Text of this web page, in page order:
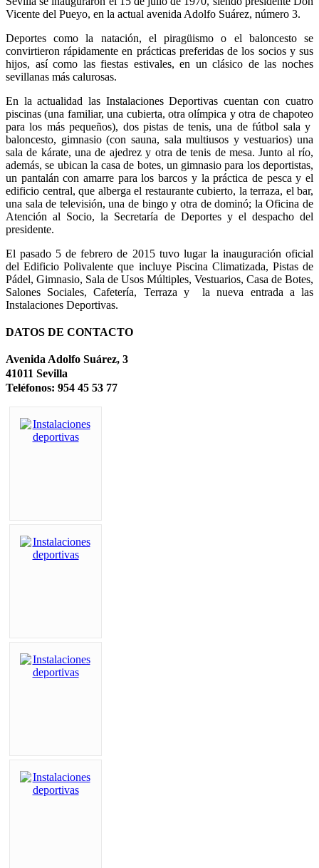
Vicente del Pueyo, en la actual avenida Adolfo Suárez, número 3.
Deportes como la natación, el piragüismo o el baloncesto se
convirtieron rápidamente en prácticas preferidas de los socios y sus
hijos, así como las fiestas estivales, en un clásico de las noches
sevillanas más calurosas.
En la actualidad las Instalaciones Deportivas cuentan con cuatro
piscinas (una familiar, una cubierta, otra olímpica y otra de chapoteo
para los más pequeños), dos pistas de tenis, una de fútbol sala y
baloncesto, gimnasio (con sauna, sala multiusos y vestuarios) una
sala de kárate, una de ajedrez y otra de tenis de mesa. Junto al río,
además, se ubican la casa de botes, un gimnasio para los deportistas,
un pantalán con amarre para los barcos y la práctica de pesca y el
edificio central, que alberga el restaurante cubierto, la terraza, el bar,
una sala de televisión, una de bingo y otra de dominó; la Oficina de
Atención al Socio, la Secretaría de Deportes y el despacho del
presidente.
El pasado 5 de febrero de 2015 tuvo lugar la inauguración oficial
del Edificio Polivalente que incluye Piscina Climatizada, Pistas de
Pádel, Gimnasio, Sala de Usos Múltiples, Vestuarios, Casa de Botes,
Salones Sociales, Cafetería, Terraza y la nueva entrada a las
Instalaciones Deportivas.
DATOS DE CONTACTO
Avenida Adolfo Suárez, 3
41011 Sevilla
Teléfonos: 954 45 53 77